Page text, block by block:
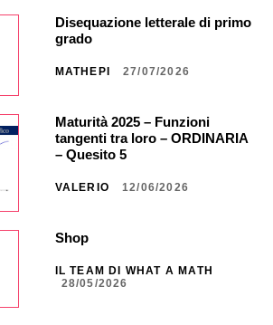
Disequazione letterale di primo
grado
MATHEPI 27/07/2026
Maturità 2025 – Funzioni
tangenti tra loro – ORDINARIA
– Quesito 5
VALERIO 12/06/2026
Shop
IL TEAM DI WHAT A MATH
28/05/2026